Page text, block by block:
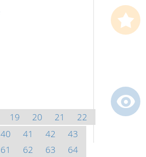
19 20 21
22
40 41 42
43
61 62 63
64